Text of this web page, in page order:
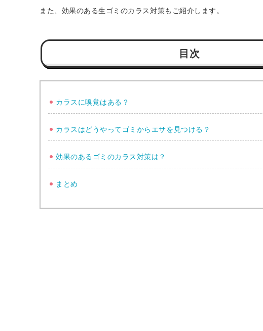
また、効果のある生ゴミのカラス対策もご紹介します。
目次
カラスに嗅覚はある？
カラスはどうやってゴミからエサを見つける？
効果のあるゴミのカラス対策は？
まとめ